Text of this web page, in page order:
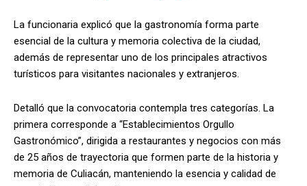
La funcionaria explicó que la gastronomía forma parte
esencial de la cultura y memoria colectiva de la ciudad,
además de representar uno de los principales atractivos
turísticos para visitantes nacionales y extranjeros.
Detalló que la convocatoria contempla tres categorías. La
primera corresponde a “Establecimientos Orgullo
Gastronómico”, dirigida a restaurantes y negocios con más
de 25 años de trayectoria que formen parte de la historia y
memoria de Culiacán, manteniendo la esencia y calidad de